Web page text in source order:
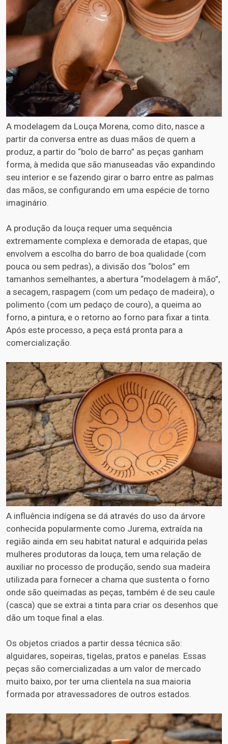
A modelagem da Louça Morena, como dito, nasce a
partir da conversa entre as duas mãos de quem a
produz, a partir do “bolo de barro” as peças ganham
forma, à medida que são manuseadas vão expandindo
seu interior e se fazendo girar o barro entre as palmas
das mãos, se configurando em uma espécie de torno
imaginário.
A produção da louça requer uma sequência
extremamente complexa e demorada de etapas, que
envolvem a escolha do barro de boa qualidade (com
pouca ou sem pedras), a divisão dos “bolos” em
tamanhos semelhantes, a abertura “modelagem à mão”,
a secagem, raspagem (com um pedaço de madeira), o
polimento (com um pedaço de couro), a queima ao
forno, a pintura, e o retorno ao forno para fixar a tinta.
Após este processo, a peça está pronta para a
comercialização.
A influência indígena se dá através do uso da árvore
conhecida popularmente como Jurema, extraída na
região ainda em seu habitat natural e adquirida pelas
mulheres produtoras da louça, tem uma relação de
auxiliar no processo de produção, sendo sua madeira
utilizada para fornecer a chama que sustenta o forno
onde são queimadas as peças, também é de seu caule
(casca) que se extrai a tinta para criar os desenhos que
dão um toque final a elas.
Os objetos criados a partir dessa técnica são:
alguidares, sopeiras, tigelas, pratos e panelas. Essas
peças são comercializadas a um valor de mercado
muito baixo, por ter uma clientela na sua maioria
formada por atravessadores de outros estados.